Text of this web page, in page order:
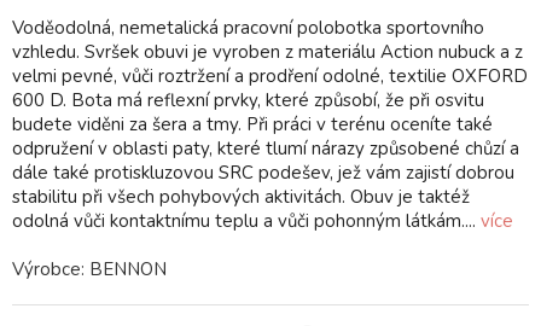
Voděodolná, nemetalická pracovní polobotka sportovního
vzhledu. Svršek obuvi je vyroben z materiálu Action nubuck a z
velmi pevné, vůči roztržení a prodření odolné, textilie OXFORD
600 D. Bota má reflexní prvky, které způsobí, že při osvitu
budete viděni za šera a tmy. Při práci v terénu oceníte také
odpružení v oblasti paty, které tlumí nárazy způsobené chůzí a
dále také protiskluzovou SRC podešev, jež vám zajistí dobrou
stabilitu při všech pohybových aktivitách. Obuv je taktéž
odolná vůči kontaktnímu teplu a vůči pohonným látkám.... více
Výrobce: BENNON